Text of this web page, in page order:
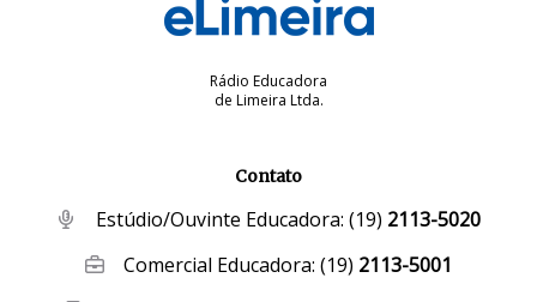
Rádio Educadora
de Limeira Ltda.
Contato
Estúdio/Ouvinte Educadora: (19) 2113-5020
Comercial Educadora:(19) 2113-5001